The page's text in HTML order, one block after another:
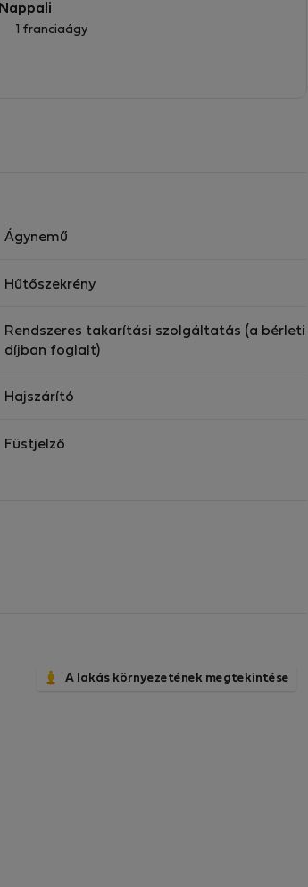
Nappali
1 franciaágy
Ágynemű
Hűtőszekrény
Rendszeres takarítási szolgáltatás (a bérleti
díjban foglalt)
Hajszárító
Füstjelző
A lakás környezetének megtekintése